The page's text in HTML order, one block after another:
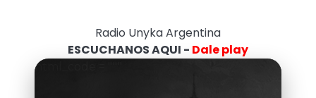
Radio Unyka Argentina
ESCUCHANOS AQUI - Dale play